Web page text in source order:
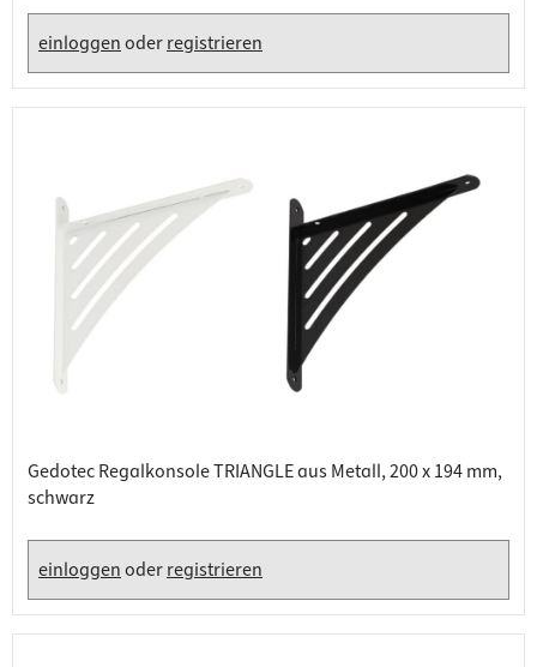
einloggenoderregistrieren
Gedotec Regalkonsole TRIANGLE aus Metall, 200 x 194 mm,
schwarz
einloggenoderregistrieren